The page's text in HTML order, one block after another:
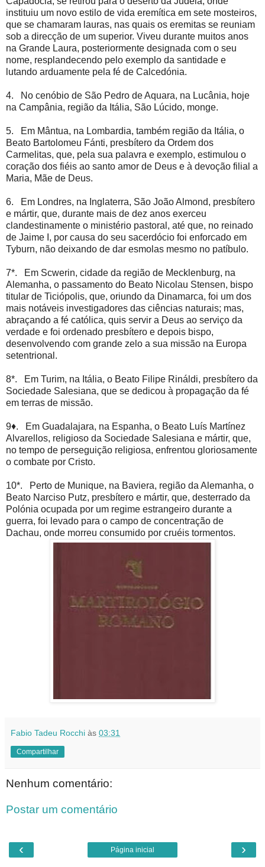
instituiu um novo estilo de vida eremítica em sete mosteiros,
que se chamaram lauras, nas quais os eremitas se reuniam
sob a direcção de um superior. Viveu durante muitos anos
na Grande Laura, posteriormente designada com o seu
nome, resplandecendo pelo exemplo da santidade e
lutando arduamente pela fé de Calcedónia.
4. No cenóbio de São Pedro de Aquara, na Lucânia, hoje
na Campânia, região da Itália, São Lúcido, monge.
5. Em Mântua, na Lombardia, também região da Itália, o
Beato Bartolomeu Fánti, presbítero da Ordem dos
Carmelitas, que, pela sua palavra e exemplo, estimulou o
coração dos fiéis ao santo amor de Deus e à devoção filial a
Maria, Mãe de Deus.
6. Em Londres, na Inglaterra, São João Almond, presbítero
e mártir, que, durante mais de dez anos exerceu
clandestinamente o ministério pastoral, até que, no reinado
de Jaime I, por causa do seu sacerdócio foi enforcado em
Tyburn, não deixando de dar esmolas mesmo no patíbulo.
7*. Em Scwerin, cidade da região de Mecklenburg, na
Alemanha, o passamento do Beato Nicolau Stensen, bispo
titular de Ticiópolis, que, oriundo da Dinamarca, foi um dos
mais notáveis investigadores das ciências naturais; mas,
abraçando a fé católica, quis servir a Deus ao serviço da
verdade e foi ordenado presbítero e depois bispo,
desenvolvendo com grande zelo a sua missão na Europa
setentrional.
8*. Em Turim, na Itália, o Beato Filipe Rináldi, presbítero da
Sociedade Salesiana, que se dedicou à propagação da fé
em terras de missão.
9♦. Em Guadalajara, na Espanha, o Beato Luís Martínez
Alvarellos, religioso da Sociedade Salesiana e mártir, que,
no tempo de perseguição religiosa, enfrentou gloriosamente
o combate por Cristo.
10*. Perto de Munique, na Baviera, região da Alemanha, o
Beato Narciso Putz, presbítero e mártir, que, desterrado da
Polónia ocupada por um regime estrangeiro durante a
guerra, foi levado para o campo de concentração de
Dachau, onde morreu consumido por cruéis tormentos.
Fabio Tadeu Rocchi às 03:31
Compartilhar
Nenhum comentário:
Postar um comentário
‹ ›
Página inicial